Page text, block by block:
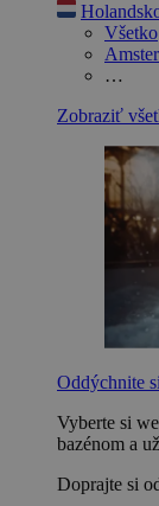
Všetko
…
Zobraziť
Oddýchnite
Vyberte si
bazénom a
Doprajte si